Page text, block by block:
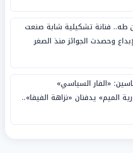
طه.. فنانة تشكيلية شابة صنعت
وحصدت الجوائز منذ الصغر
«الفار السياسي»
الميم» يدفنان «نزاهة الفيفا»..